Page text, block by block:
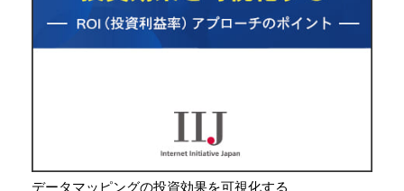
データマッピングの投資効果を可視化する